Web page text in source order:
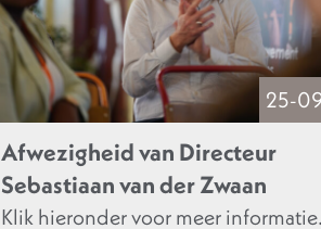
25-
Afwezigheid van Directeur
Sebastiaan van der Zwaan
Klik hieronder voor meer informatie.